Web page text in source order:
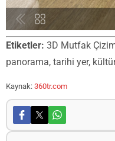
Etiketler: 3D Mutfak
panorama, tarihi yer,
Kaynak: 360tr.com